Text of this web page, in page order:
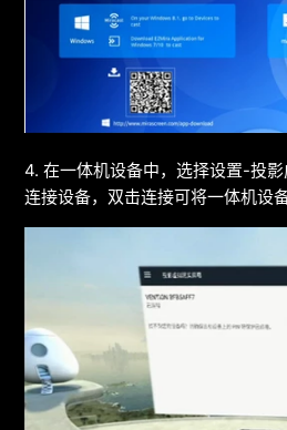
4. 在一体机设备中，选择设置-投
连接设备，双击连接可将一体机设